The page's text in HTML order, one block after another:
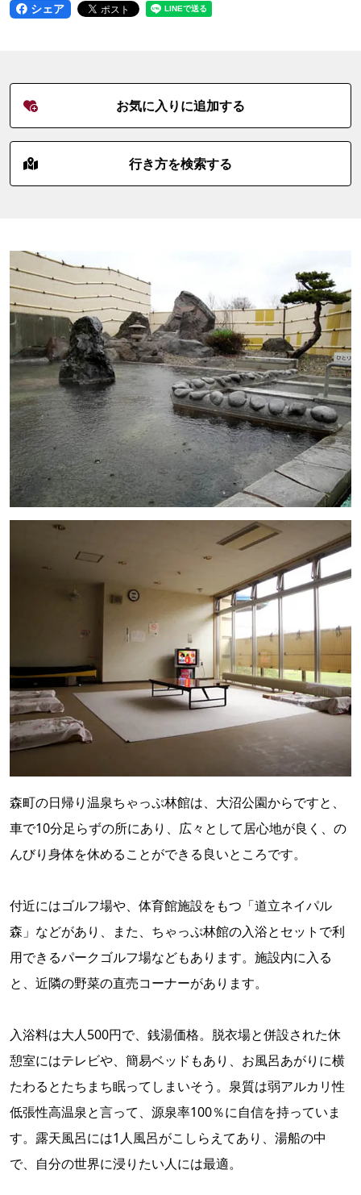
シェア
お気に入りに追加する
行き方を検索する
森町の日帰り温泉ちゃっぷ林館は、大沼公園からですと、
車で10分足らずの所にあり、広々として居心地が良く、の
んびり身体を休めることができる良いところです。
付近にはゴルフ場や、体育館施設をもつ「道立ネイパル
森」などがあり、また、ちゃっぷ林館の入浴とセットで利
用できるパークゴルフ場などもあります。施設内に入る
と、近隣の野菜の直売コーナーがあります。
入浴料は大人500円で、銭湯価格。脱衣場と併設された休
憩室にはテレビや、簡易ベッドもあり、お風呂あがりに横
たわるとたちまち眠ってしまいそう。泉質は弱アルカリ性
低張性高温泉と言って、源泉率100％に自信を持っていま
す。露天風呂には1人風呂がこしらえてあり、湯船の中
で、自分の世界に浸りたい人には最適。